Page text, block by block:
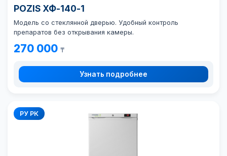
POZIS ХФ-140-1
Модель со стеклянной дверью. Удобный контроль
препаратов без открывания камеры.
270 000 ₸
Узнать подробнее
РУ РК